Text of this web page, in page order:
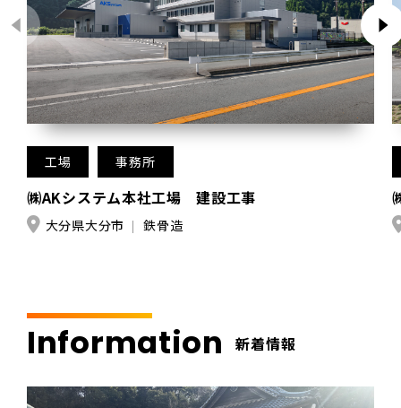
工場 事務所
㈱AKシステム本社工場 建設工事
大分県大分市 鉄骨造
Information 新着情報